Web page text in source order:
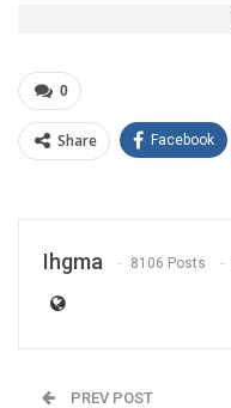
0
Share Facebook
Ihgma 8106 Posts
PREV POST